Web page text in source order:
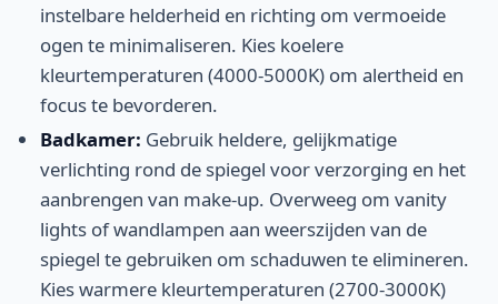
instelbare helderheid en richting om vermoeide
ogen te minimaliseren. Kies koelere
kleurtemperaturen (4000-5000K) om alertheid en
focus te bevorderen.
Badkamer: Gebruik heldere, gelijkmatige
verlichting rond de spiegel voor verzorging en het
aanbrengen van make-up. Overweeg om vanity
lights of wandlampen aan weerszijden van de
spiegel te gebruiken om schaduwen te elimineren.
Kies warmere kleurtemperaturen (2700-3000K)